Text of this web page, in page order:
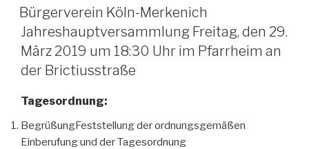
AM
Bürgerverein Köln-Merkenich
Jahreshauptversammlung Freitag, den 29.
März 2019 um 18:30 Uhr im Pfarrheim an
der Brictiusstraße
Tagesordnung:
BegrüßungFeststellung der ordnungsgemäßen
Einberufung und der Tagesordnung